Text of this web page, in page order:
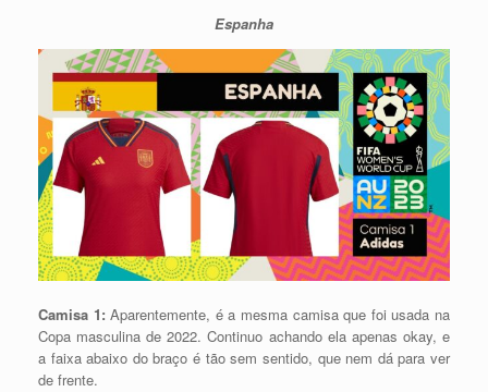
Espanha
Camisa 1:Aparentemente, é a mesma camisa que foi usada na
Copa masculina de 2022. Continuo achando ela apenas okay, e
a faixa abaixo do braço é tão sem sentido, que nem dá para ver
de frente.